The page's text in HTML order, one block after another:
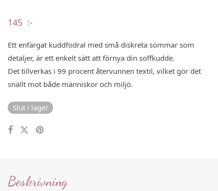
145 :-
Ett enfärgat kuddfodral med små diskreta sömmar som
detaljer, är ett enkelt sätt att förnya din soffkudde.
Det tillverkas i 99 procent återvunnen textil, vilket gör det
snällt mot både människor och miljö.
Slut i lager
Beskrivning